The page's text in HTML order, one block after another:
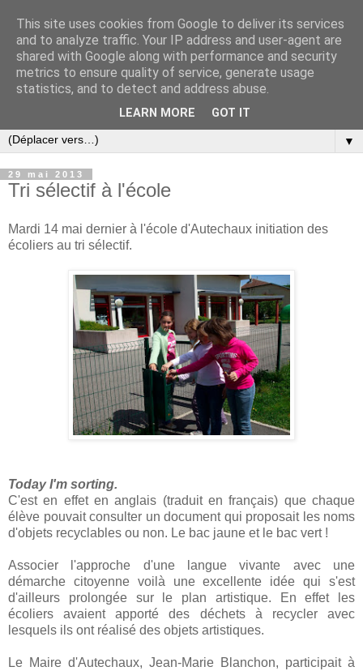
▼
29 mai 2013
Tri sélectif à l'école
Mardi 14 mai dernier à l'école d'Autechaux initiation des
écoliers au tri sélectif.
Today I'm sorting.
C'est en effet en anglais (traduit en français) que chaque
élève pouvait consulter un document qui proposait les noms
d'objets recyclables ou non. Le bac jaune et le bac vert !
Associer l'approche d'une langue vivante avec une
démarche citoyenne voilà une excellente idée qui s'est
d'ailleurs prolongée sur le plan artistique. En effet les
écoliers avaient apporté des déchets à recycler avec
lesquels ils ont réalisé des objets artistiques.
Le Maire d'Autechaux, Jean-Marie Blanchon, participait à
This site uses cookies from Google to deliver its services
and to analyze traffic. Your IP address and user-agent are
shared with Google along with performance and security
metrics to ensure quality of service, generate usage
statistics, and to detect and address abuse.
LEARN MORE GOT IT